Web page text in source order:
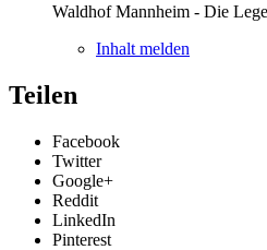
Waldhof Mannheim - Die
Inhalt melden
Teilen
Facebook
Twitter
Google+
Reddit
LinkedIn
Pinterest